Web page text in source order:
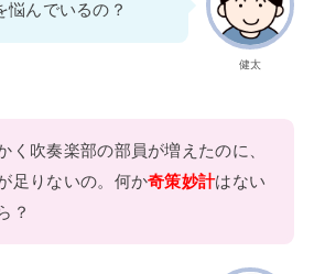
健太
悩んでいるの？
く吹奏楽部の部員が増えたのに、
足りないの。何か奇策妙計はない
？